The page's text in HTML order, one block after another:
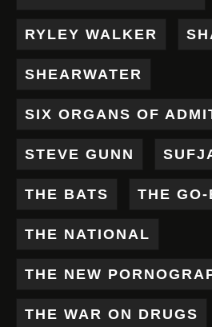
RYLEY WALKER
SHEARWATER
SIX ORGANS OF
STEVE GUNN
THE BATS THE GO-
THE NATIONAL
THE NEW
THE WAR ON DRUGS